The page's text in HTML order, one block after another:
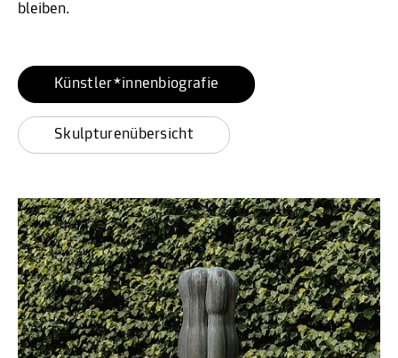
bleiben.
Künstler*innenbiografie
Skulpturenübersicht